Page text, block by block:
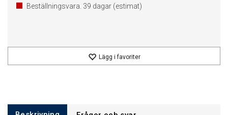
Beställningsvara. 39 dagar (estimat)
Lägg i favoriter